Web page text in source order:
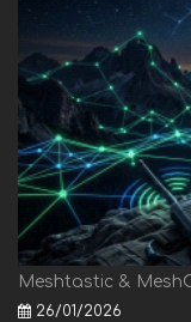
Meshtastic &
26/01/2026